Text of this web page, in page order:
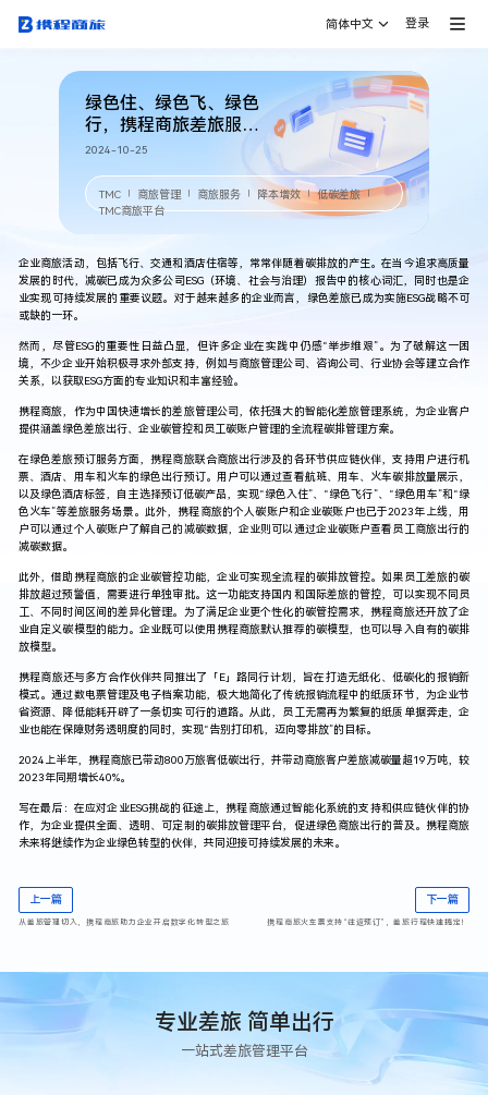
简体中文 登录
绿色住、绿色飞、绿色
行，携程商旅差旅服务
让低碳出行触手可及
2024-10-25
TMC 商旅管理 商旅服务 降本增效 ｜ 低碳差旅
TMC商旅平台
企业商旅活动，包括飞行、交通和酒店住宿等，常常伴随着碳排放的产生。在当今追求高质量
发展的时代，减碳已成为众多公司ESG（环境、社会与治理）报告中的核心词汇，同时也是企
业实现可持续发展的重要议题。对于越来越多的企业而言，绿色差旅已成为实施ESG战略不可
或缺的一环。
然而，尽管ESG的重要性日益凸显，但许多企业在实践中仍感“举步维艰”。为了破解这一困
境，不少企业开始积极寻求外部支持，例如与商旅管理公司、咨询公司、行业协会等建立合作
关系，以获取ESG方面的专业知识和丰富经验。
携程商旅，作为中国快速增长的差旅管理公司，依托强大的智能化差旅管理系统，为企业客户
提供涵盖绿色差旅出行、企业碳管控和员工碳账户管理的全流程碳排管理方案。
在绿色差旅预订服务方面，携程商旅联合商旅出行涉及的各环节供应链伙伴，支持用户进行机
票、酒店、用车和火车的绿色出行预订。用户可以通过查看航班、用车、火车碳排放量展示，
以及绿色酒店标签，自主选择预订低碳产品，实现“绿色入住”、“绿色飞行”、“绿色用车”和“绿
色火车”等差旅服务场景。此外，携程商旅的个人碳账户和企业碳账户也已于2023年上线，用
户可以通过个人碳账户了解自己的减碳数据，企业则可以通过企业碳账户查看员工商旅出行的
减碳数据。
此外，借助携程商旅的企业碳管控功能，企业可实现全流程的碳排放管控。如果员工差旅的碳
排放超过预警值，需要进行单独审批。这一功能支持国内和国际差旅的管控，可以实现不同员
工、不同时间区间的差异化管理。为了满足企业更个性化的碳管控需求，携程商旅还开放了企
业自定义碳模型的能力。企业既可以使用携程商旅默认推荐的碳模型，也可以导入自有的碳排
放模型。
携程商旅还与多方合作伙伴共同推出了「E」路同行计划，旨在打造无纸化、低碳化的报销新
模式。通过数电票管理及电子档案功能，极大地简化了传统报销流程中的纸质环节，为企业节
省资源、降低能耗开辟了一条切实可行的道路。从此，员工无需再为繁复的纸质单据奔走，企
业也能在保障财务透明度的同时，实现“告别打印机，迈向零排放”的目标。
2024上半年，携程商旅已带动800万旅客低碳出行，并带动商旅客户差旅减碳量超19万吨，较
2023年同期增长40%。
写在最后：在应对企业ESG挑战的征途上，携程商旅通过智能化系统的支持和供应链伙伴的协
作，为企业提供全面、透明、可定制的碳排放管理平台，促进绿色商旅出行的普及。携程商旅
未来将继续作为企业绿色转型的伙伴，共同迎接可持续发展的未来。
上一篇
从差旅管理切入，携程商旅助力企业开启数字化转型之旅
下一篇
携程商旅火车票支持“往返预订”，差旅行程快速搞定！
专业差旅 简单出行
一站式差旅管理平台